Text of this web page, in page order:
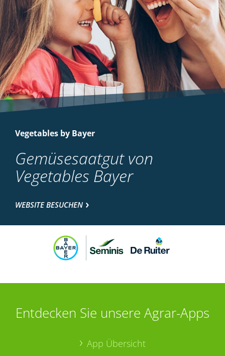
Vegetables by Bayer
Gemüsesaatgut von
Vegetables Bayer
WEBSITE BESUCHEN
Entdecken Sie unsere Agrar-Apps
App Übersicht